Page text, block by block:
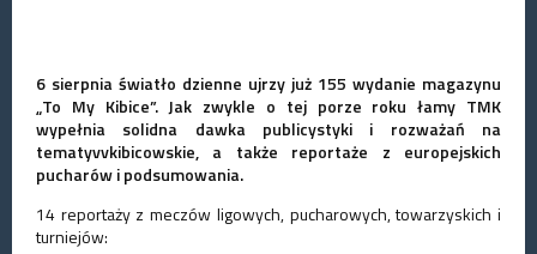
6 sierpnia światło dzienne ujrzy już 155 wydanie magazynu
„To My Kibice”. Jak zwykle o tej porze roku łamy TMK
wypełnia solidna dawka publicystyki i rozważań na
tematyvvkibicowskie, a także reportaże z europejskich
pucharów i podsumowania.
14 reportaży z meczów ligowych, pucharowych, towarzyskich i
turniejów: